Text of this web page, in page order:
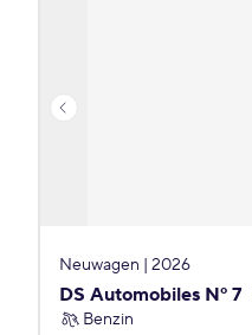
Neuwagen | 2026
DS Automobiles Nº 7
Benzin